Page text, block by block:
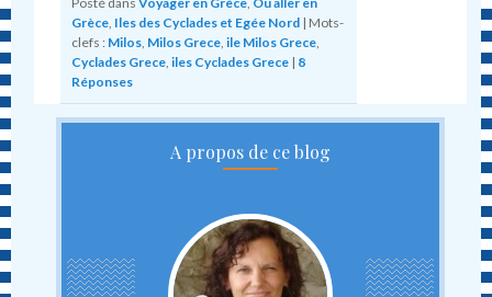
Grèce Iles des Cyclades et Egée Nord | Mots-
clefs : Milos Milos Grece ,ile Milos Grece
Cyclades Grece ,iles Cyclades Grece | 8
Réponses
A propos de ce blog